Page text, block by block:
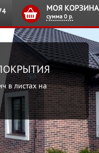
МОЯ КОРЗИНА
сумма 0 р.
в листах на